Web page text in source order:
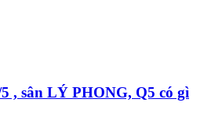
, sân LÝ PHONG, Q5 có gì